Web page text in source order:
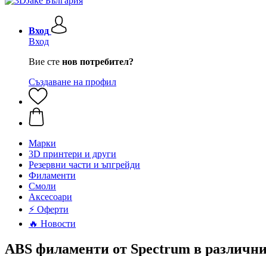
Вход
Вход
Вие сте нов потребител?
Създаване на профил
Mарки
3D принтери и други
Резервни части и ъпгрейди
Филаменти
Смоли
Аксесоари
⚡ Оферти
🔥 Новости
ABS филаменти от Spectrum в